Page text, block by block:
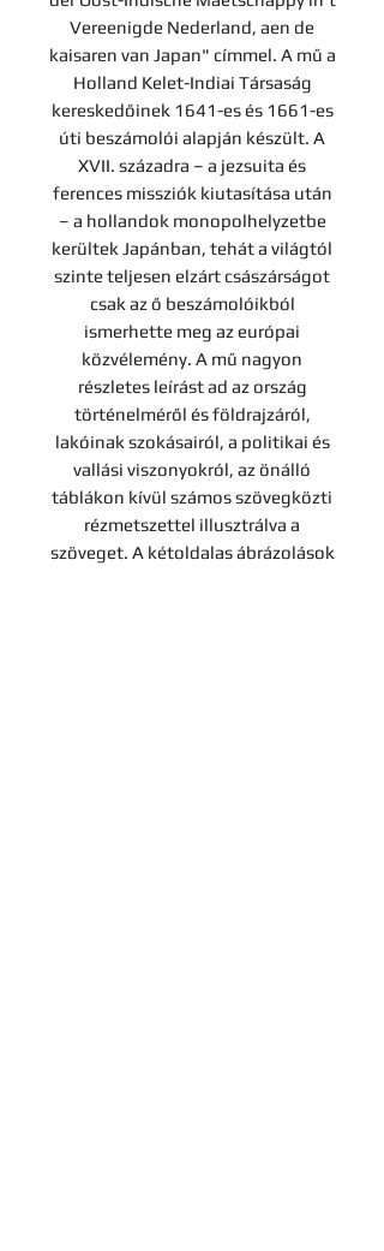
Vereenigde Nederland, aen de
kaisaren van Japan" címmel. A mű a
Holland Kelet-Indiai Társaság
kereskedőinek 1641-es és 1661-es
úti beszámolói alapján készült. A
XVII. századra – a jezsuita és
ferences missziók kiutasítása után
– a hollandok monopolhelyzetbe
kerültek Japánban, tehát a világtól
szinte teljesen elzárt császárságot
csak az ő beszámolóikból
ismerhette meg az európai
közvélemény. A mű nagyon
részletes leírást ad az ország
történelméről és földrajzáról,
lakóinak szokásairól, a politikai és
vallási viszonyokról, az önálló
táblákon kívül számos szövegközti
rézmetszettel illusztrálva a
szöveget. A kétoldalas ábrázolások